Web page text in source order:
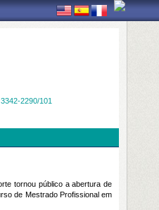
2290/101
tornou público a abertura de
de Mestrado Profissional em